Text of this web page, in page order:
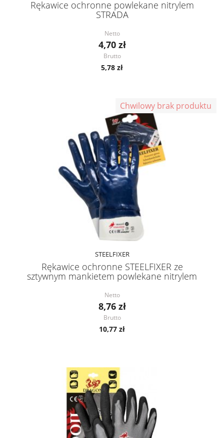
Rękawice ochronne powlekane nitrylem
STRADA
Netto
4,70 zł
Brutto
5,78 zł
STEELFIXER
Rękawice ochronne STEELFIXER ze
sztywnym mankietem powlekane nitrylem
Netto
8,76 zł
Brutto
10,77 zł
Chwilowy brak produktu